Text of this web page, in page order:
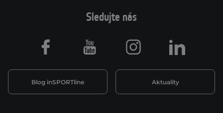
Sledujte nás
Blog inSPORTline Aktuality
Facebook Youtube Instagram LinkedIn